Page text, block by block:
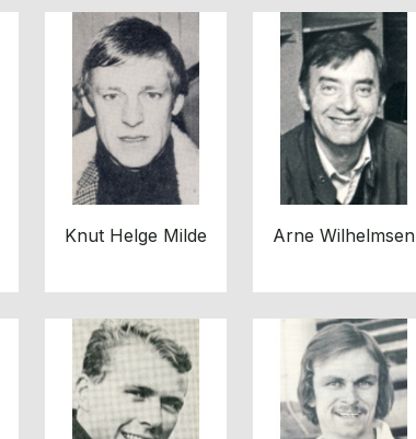
Knut Helge Milde Arne Wilhelmsen